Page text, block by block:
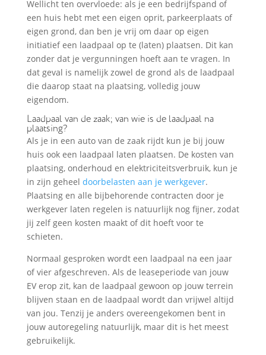
Wellicht ten overvloede: als je een bedrijfspand of
een huis hebt met een eigen oprit, parkeerplaats of
eigen grond, dan ben je vrij om daar op eigen
initiatief een laadpaal op te (laten) plaatsen. Dit kan
zonder dat je vergunningen hoeft aan te vragen. In
dat geval is namelijk zowel de grond als de laadpaal
die daarop staat na plaatsing, volledig jouw
eigendom.
Laadpaal van de zaak; van wie is de laadpaal na
plaatsing?
Als je in een auto van de zaak rijdt kun je bij jouw
huis ook een laadpaal laten plaatsen. De kosten van
plaatsing, onderhoud en elektriciteitsverbruik, kun je
in zijn geheel doorbelasten aan je werkgever.
Plaatsing en alle bijbehorende contracten door je
werkgever laten regelen is natuurlijk nog fijner, zodat
jij zelf geen kosten maakt of dit hoeft voor te
schieten.
Normaal gesproken wordt een laadpaal na een jaar
of vier afgeschreven. Als de leaseperiode van jouw
EV erop zit, kan de laadpaal gewoon op jouw terrein
blijven staan en de laadpaal wordt dan vrijwel altijd
van jou. Tenzij je anders overeengekomen bent in
jouw autoregeling natuurlijk, maar dit is het meest
gebruikelijk.